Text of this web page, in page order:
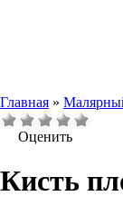
Главная »
Оценить
Кисть